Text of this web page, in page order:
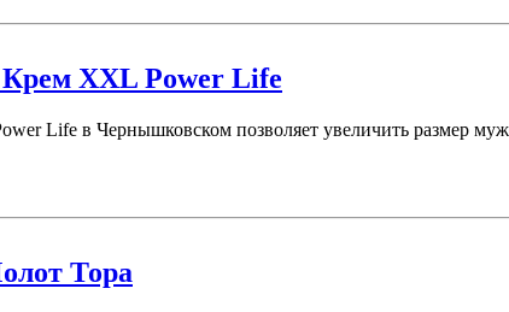
XXL Power Life
Life в Чернышковском позволяет увеличить размер
Тора